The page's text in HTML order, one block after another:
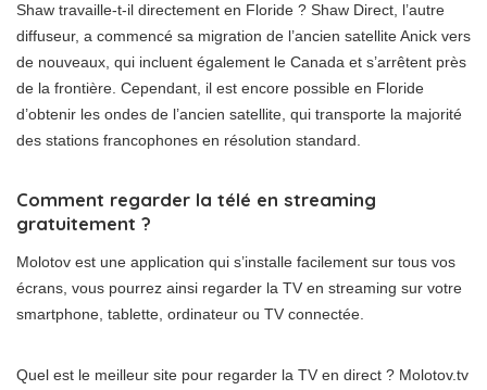
Shaw travaille-t-il directement en Floride ? Shaw Direct, l’autre
diffuseur, a commencé sa migration de l’ancien satellite Anick vers
de nouveaux, qui incluent également le Canada et s’arrêtent près
de la frontière. Cependant, il est encore possible en Floride
d’obtenir les ondes de l’ancien satellite, qui transporte la majorité
des stations francophones en résolution standard.
Comment regarder la télé en streaming
gratuitement ?
Molotov est une application qui s’installe facilement sur tous vos
écrans, vous pourrez ainsi regarder la TV en streaming sur votre
smartphone, tablette, ordinateur ou TV connectée.
Quel est le meilleur site pour regarder la TV en direct ? Molotov.tv